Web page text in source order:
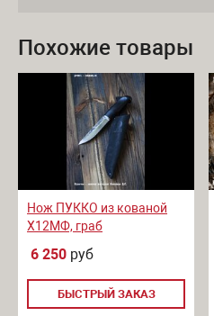
Похожие товары
Нож ПУККО из кованой
Х12МФ, граб
6 250 руб
БЫСТРЫЙ ЗАКАЗ